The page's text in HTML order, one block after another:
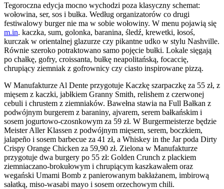
Tegoroczna edycja mocno wychodzi poza klasyczny schemat:
wołowina, ser, sos i bułka. Według organizatorów co drugi
festiwalowy burger nie ma w sobie wołowiny. W menu pojawią się
m.in. kaczka, sum, golonka, baranina, śledź, krewetki, łosoś,
kurczak w orientalnej glazurze czy pikantne udko w stylu Nashville.
Równie szeroko potraktowano samo pojęcie bułki. Lokale sięgają
po chałkę, gofry, croissanta, bułkę neapolitańską, focaccię,
chrupiący ziemniak z gofrownicy czy ciasto inspirowane pizzą.
W Manufakturze Al Dente przygotuje Kaczkę szarpaczkę za 55 zł, z
mięsem z kaczki, jabłkiem Granny Smith, relishem z czerwonej
cebuli i chrustem z ziemniaków. Bawełna stawia na Full Bałkan z
podwójnym burgerem z baraniny, ajvarem, serem bałkańskim i
sosem jogurtowo-czosnkowym za 59 zł. W Burgermeisterze będzie
Meister Aller Klassen z podwójnym mięsem, serem, boczkiem,
jalapeño i sosem barbecue za 41 zł, a Whiskey in the Jar poda Dirty
Crispy Orange Chicken za 59,90 zł. Zielona w Manufakturze
przygotuje dwa burgery po 55 zł: Golden Crunch z plackiem
ziemniaczano-brokułowym i chrupiącym kaszkawałem oraz
wegański Umami Bomb z panierowanym bakłażanem, imbirową
sałatką, miso-wasabi mayo i sosem orzechowym chili.